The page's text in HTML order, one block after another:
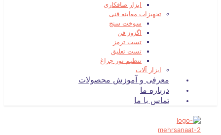
ابزار صافکاری
تجهیزات معاینه فنی
سوخت سنج
اگزوز فن
تست ترمز
تست تعلیق
تنظیم نور چراغ
ابزار آلات
معرفی و آموزش محصولات
درباره ما
تماس با ما